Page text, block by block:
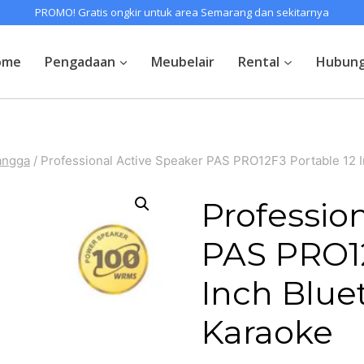
PROMO! Gratis ongkir untuk area Semarang dan sekitarnya
Pengadaan Meubelair Rental
/ Professional Active Speaker PAS PRO12F3 Portable
PAS
Inch
Karaoke